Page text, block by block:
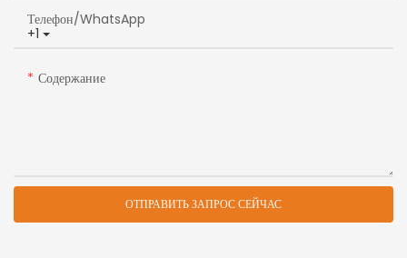
+1
Телефон/WhatsApp
Содержание
ОТПРАВИТЬ ЗАПРОС СЕЙЧАС